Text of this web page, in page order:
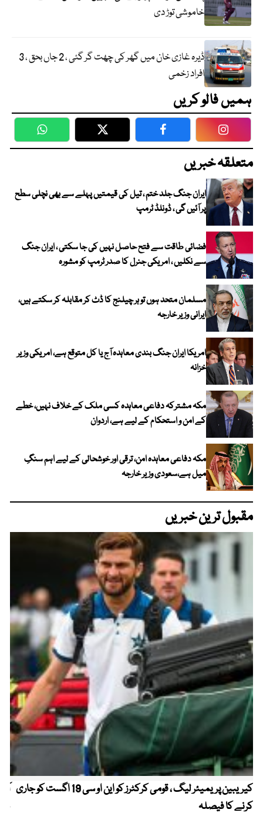
خاموشی توڑ دی
ڈیرہ غازی خان میں گھر کی چھت گر گئی ، 2 جاں بحق ، 3
افراد زخمی
ہمیں فالو کریں
WhatsApp Twitter Facebook
متعلقہ خبریں
ایران جنگ جلد ختم ، تیل کی قیمتیں پہلے سے بھی نچلی سطح
پر آئیں گی ، ڈونلڈ ٹرمپ
فضائی طاقت سے فتح حاصل نہیں کی جا سکتی ، ایران جنگ
سے نکلیں ، امریکی جنرل کا صدر ٹرمپ کو مشورہ
مسلمان متحد ہوں تو ہر چیلنج کا ڈٹ کر مقابلہ کر سکتے ہیں،
ایرانی وزیر خارجہ
امریکا ایران جنگ بندی معاہدہ آج یا کل متوقع ہے، امریکی وزیر
خزانہ
مکہ مشترکہ دفاعی معاہدہ کسی ملک کے خلاف نہیں، خطے
کے امن و استحکام کے لیے ہے، اردوان
مکہ دفاعی معاہدہ امن، ترقی اور خوشحالی کے لیے اہم سنگِ
میل ہے،سعودی وزیر خارجہ
مقبول ترین خبریں
کیریبین پریمیئر لیگ ، قومی کرکٹرز کو این او سی 19 اگست کو جاری
کرنے کا فیصلہ